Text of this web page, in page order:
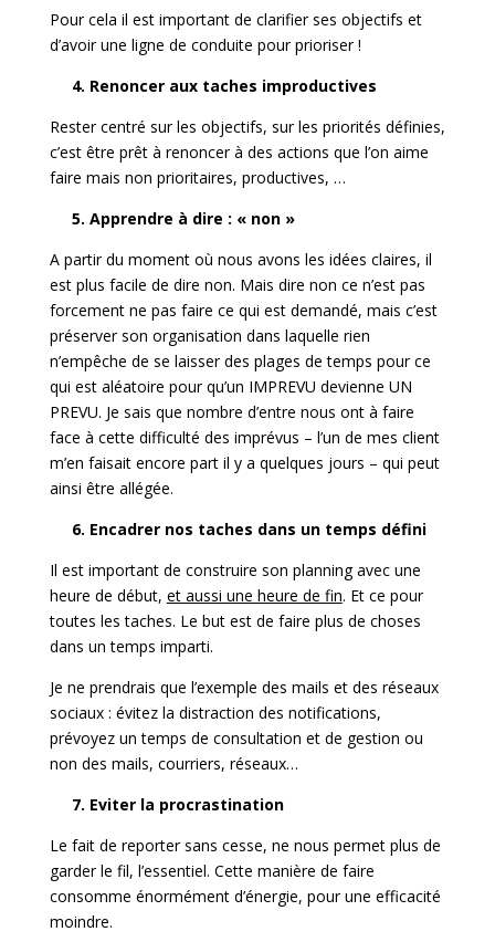
Pour cela il est important de clarifier ses objectifs et
d’avoir une ligne de conduite pour prioriser !
4. Renoncer aux taches improductives
Rester centré sur les objectifs, sur les priorités définies,
c’est être prêt à renoncer à des actions que l’on aime
faire mais non prioritaires, productives, …
5. Apprendre à dire : « non »
A partir du moment où nous avons les idées claires, il
est plus facile de dire non. Mais dire non ce n’est pas
forcement ne pas faire ce qui est demandé, mais c’est
préserver son organisation dans laquelle rien
n’empêche de se laisser des plages de temps pour ce
qui est aléatoire pour qu’un IMPREVU devienne UN
PREVU. Je sais que nombre d’entre nous ont à faire
face à cette difficulté des imprévus – l’un de mes client
m’en faisait encore part il y a quelques jours – qui peut
ainsi être allégée.
6. Encadrer nos taches dans un temps défini
Il est important de construire son planning avec une
heure de début, et aussi une heure de fin. Et ce pour
toutes les taches. Le but est de faire plus de choses
dans un temps imparti.
Je ne prendrais que l’exemple des mails et des réseaux
sociaux : évitez la distraction des notifications,
prévoyez un temps de consultation et de gestion ou
non des mails, courriers, réseaux…
7. Eviter la procrastination
Le fait de reporter sans cesse, ne nous permet plus de
garder le fil, l’essentiel. Cette manière de faire
consomme énormément d’énergie, pour une efficacité
moindre.